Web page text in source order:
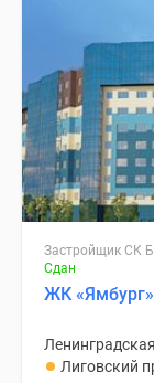
Застройщик СК
Сдан
ЖК «Ямбург»
Лиговский